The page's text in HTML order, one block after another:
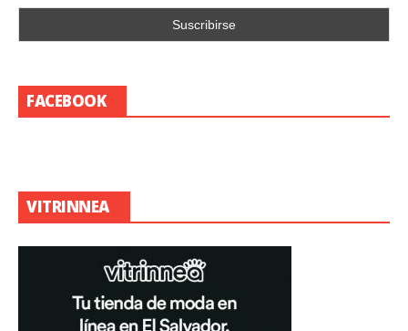
FACEBOOK
VITRINNEA